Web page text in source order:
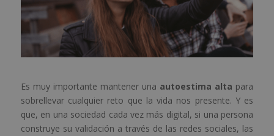
Es muy importante mantener una autoestima alta para
sobrellevar cualquier reto que la vida nos presente. Y es
que, en una sociedad cada vez más digital, si una persona
construye su validación a través de las redes sociales, las